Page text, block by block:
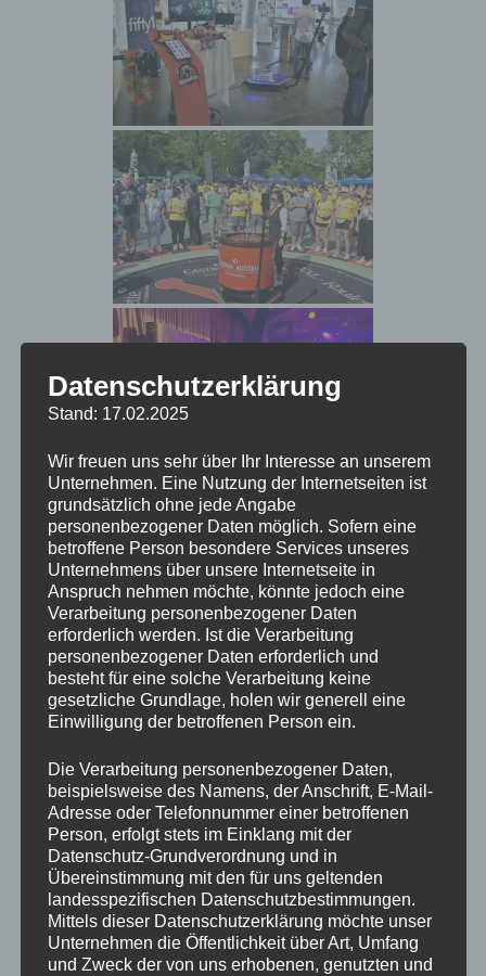
Datenschutzerklärung
Stand: 17.02.2025
Wir freuen uns sehr über Ihr Interesse an unserem
Unternehmen. Eine Nutzung der Internetseiten ist
grundsätzlich ohne jede Angabe
personenbezogener Daten möglich. Sofern eine
betroffene Person besondere Services unseres
Unternehmens über unsere Internetseite in
Anspruch nehmen möchte, könnte jedoch eine
Verarbeitung personenbezogener Daten
erforderlich werden. Ist die Verarbeitung
personenbezogener Daten erforderlich und
besteht für eine solche Verarbeitung keine
gesetzliche Grundlage, holen wir generell eine
Einwilligung der betroffenen Person ein.
Die Verarbeitung personenbezogener Daten,
beispielsweise des Namens, der Anschrift, E-Mail-
Adresse oder Telefonnummer einer betroffenen
Person, erfolgt stets im Einklang mit der
Datenschutz-Grundverordnung und in
Übereinstimmung mit den für uns geltenden
landesspezifischen Datenschutzbestimmungen.
Mittels dieser Datenschutzerklärung möchte unser
Unternehmen die Öffentlichkeit über Art, Umfang
und Zweck der von uns erhobenen, genutzten und